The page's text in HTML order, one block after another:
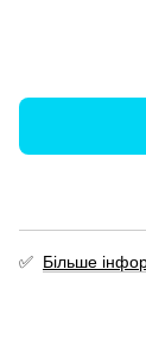
✅ Більше